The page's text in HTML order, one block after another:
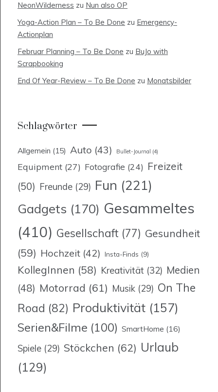
NeonWilderness zu Nun also OP
Yoga-Action Plan – To Be Done zu Emergency-
Actionplan
Februar Planning – To Be Done zu BuJo with
Scrapbooking
End Of Year-Review – To Be Done zu Monatsbilder
Schlagwörter
Allgemein (15) Auto (43) Bullet-Journal (4)
Equipment (27) Fotografie (24) Freizeit
(50) Freunde (29) Fun (221)
Gadgets (170) Gesammeltes
(410) Gesellschaft (77) Gesundheit
(59) Hochzeit (42) Insta-Finds (9)
KollegInnen (58) Kreativität (32) Medien
(48) Motorrad (61) Musik (29) On The
Road (82) Produktivität (157)
Serien&Filme (100) SmartHome (16)
Spiele (29) Stöckchen (62) Urlaub
(129)